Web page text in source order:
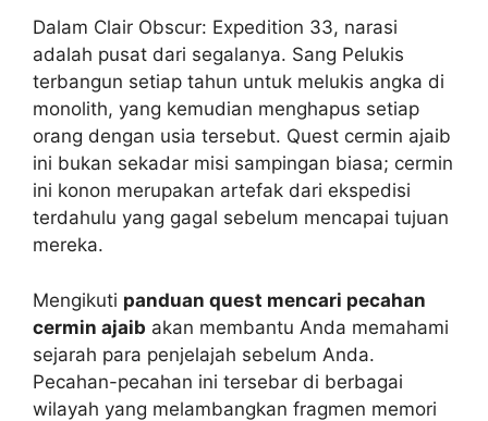
Dalam Clair Obscur: Expedition 33, narasi
adalah pusat dari segalanya. Sang Pelukis
terbangun setiap tahun untuk melukis angka di
monolith, yang kemudian menghapus setiap
orang dengan usia tersebut. Quest cermin ajaib
ini bukan sekadar misi sampingan biasa; cermin
ini konon merupakan artefak dari ekspedisi
terdahulu yang gagal sebelum mencapai tujuan
mereka.
Mengikuti panduan quest mencari pecahan
cermin ajaib akan membantu Anda memahami
sejarah para penjelajah sebelum Anda.
Pecahan-pecahan ini tersebar di berbagai
wilayah yang melambangkan fragmen memori